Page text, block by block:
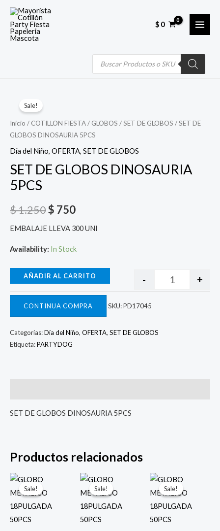
Skip
content
$0
Búsqueda
Sale!
Inicio / COTILLON FIESTA/ GLOBOS /SET DE GLOBOS / SET DE
GLOBOS DINOSAURIA 5PCS
Día del Niño, OFERTA, SET DE GLOBOS
SET DE GLOBOS DINOSAURIA
5PCS
$1.250
precio
original
era:
$ 1.250.
$ 750
precio
actual
es:
$ 750.
EMBALAJE LLEVA 300 UNI
Availability: In Stock
- +
AÑADIR AL CARRITO
CONTINUA COMPRA SKU:PD17045
Categorías:Día del Niño, OFERTA, SET DE GLOBOS
Etiqueta:PARTYDOG
SET DE GLOBOS DINOSAURIA 5PCS
Productos relacionados
Sale!
Sale!
El
precio
original
era:
actual
$ 2.800.
Sale!
Sale!
El
precio
original
era:
actual
$ 2.800.
Sale!
Sale!
El
precio
original
era: